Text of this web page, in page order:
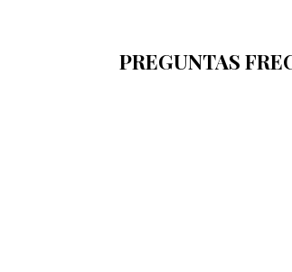
PREGUNTAS